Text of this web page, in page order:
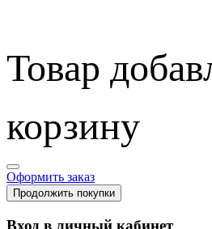
Товар
корзину
Оформить заказ
Продолжить покупки
Вход в личный кабинет